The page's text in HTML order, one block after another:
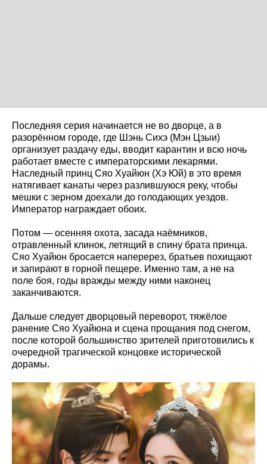
Последняя серия начинается не во дворце, а в
разорённом городе, где Шэнь Сихэ (Мэн Цзыи)
организует раздачу еды, вводит карантин и всю ночь
работает вместе с императорскими лекарями.
Наследный принц Сяо Хуайюн (Хэ Юй) в это время
натягивает канаты через разлившуюся реку, чтобы
мешки с зерном доехали до голодающих уездов.
Император награждает обоих.
Потом — осенняя охота, засада наёмников,
отравленный клинок, летящий в спину брата принца.
Сяо Хуайюн бросается наперерез, братьев похищают
и запирают в горной пещере. Именно там, а не на
поле боя, годы вражды между ними наконец
заканчиваются.
Дальше следует дворцовый переворот, тяжёлое
ранение Сяо Хуайюна и сцена прощания под снегом,
после которой большинство зрителей приготовились к
очередной трагической концовке исторической
дорамы.